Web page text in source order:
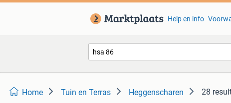
Help en info
Home Tuin en Terras Heggenscharen 28